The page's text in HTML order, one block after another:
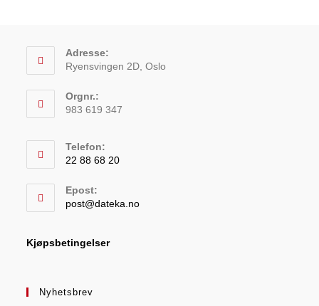
Adresse:
Ryensvingen 2D, Oslo
Orgnr.:
983 619 347
Telefon:
22 88 68 20
Epost:
post@dateka.no
Kjøpsbetingelser
Nyhetsbrev